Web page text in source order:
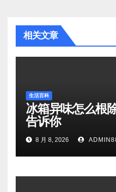
相关文章
生活百科
冰箱异味怎么根
告诉你
8 月 8, 2026